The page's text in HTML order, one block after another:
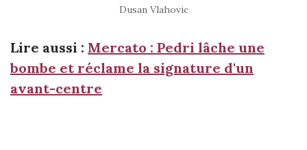
Dusan Vlahovic
Lire aussi : Mercato : Pedri lâche une
bombe et réclame la signature d'un
avant-centre